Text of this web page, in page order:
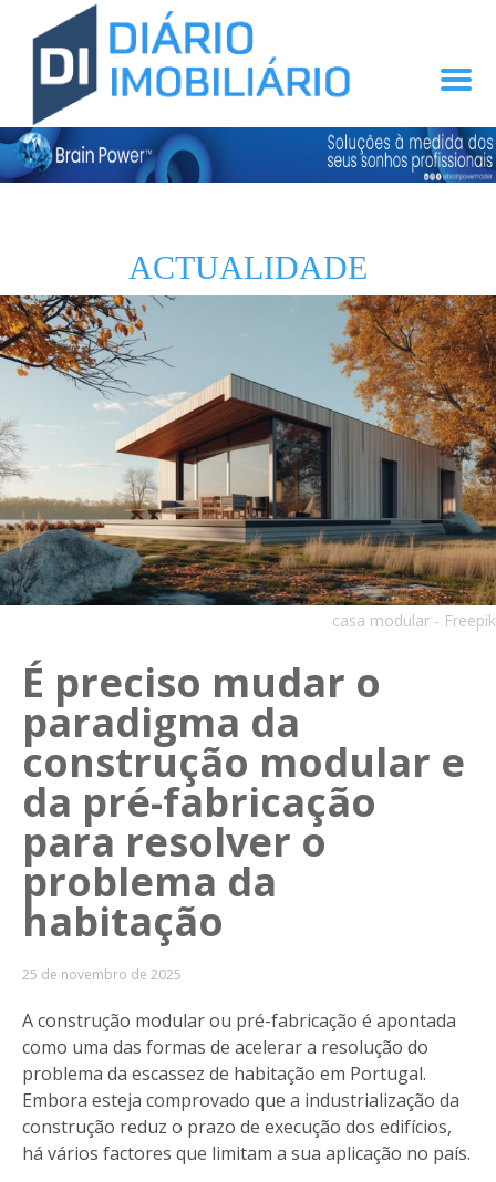
ACTUALIDADE
casa modular - Freepik
É preciso mudar o
paradigma da
construção modular e
da pré-fabricação
para resolver o
problema da
habitação
25 de novembro de 2025
A construção modular ou pré-fabricação é apontada
como uma das formas de acelerar a resolução do
problema da escassez de habitação em Portugal.
Embora esteja comprovado que a industrialização da
construção reduz o prazo de execução dos edifícios,
há vários factores que limitam a sua aplicação no país.